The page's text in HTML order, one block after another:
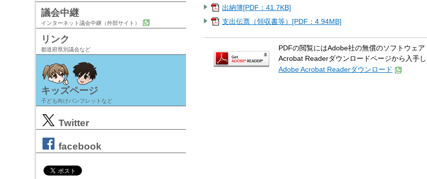
議会中継
インターネット議会中継（外部サイト）
リンク
都道府県別議会など
キッズページ
子ども向けパンフレットなど
Twitter
facebook
出納簿[PDF：41.7KB]
支出伝票（領収書等）[PDF：4.94MB]
PDFの閲覧にはAdobe社の無償のソフトウェ
Acrobat Readerダウンロードページから入手し
Adobe Acrobat Readerダウンロード